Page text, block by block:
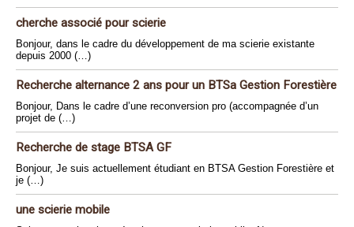
cherche associé pour scierie
Bonjour, dans le cadre du développement de ma scierie existante
depuis 2000 (…)
Recherche alternance 2 ans pour un BTSa Gestion Forestière
Bonjour, Dans le cadre d’une reconversion pro (accompagnée d’un
projet de (…)
Recherche de stage BTSA GF
Bonjour, Je suis actuellement étudiant en BTSA Gestion Forestière et
je (…)
une scierie mobile